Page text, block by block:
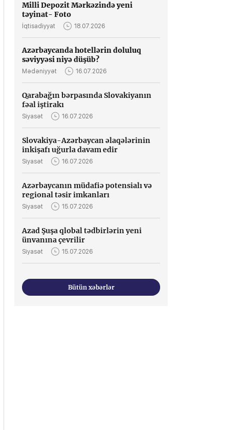
Milli Depozit Mərkəzində yeni
təyinat- Foto
İqtisadiyyat 18.07.2026
Azərbaycanda hotellərin doluluq
səviyyəsi niyə düşüb?
Mədəniyyət 16.07.2026
Qarabağın bərpasında Slovakiyanın
fəal iştirakı
Siyasət 16.07.2026
Slovakiya-Azərbaycan əlaqələrinin
inkişafı uğurla davam edir
Siyasət 16.07.2026
Azərbaycanın müdafiə potensialı və
regional təsir imkanları
Siyasət 15.07.2026
Azad Şuşa qlobal tədbirlərin yeni
ünvanına çevrilir
Siyasət 15.07.2026
Bütün xəbərlər